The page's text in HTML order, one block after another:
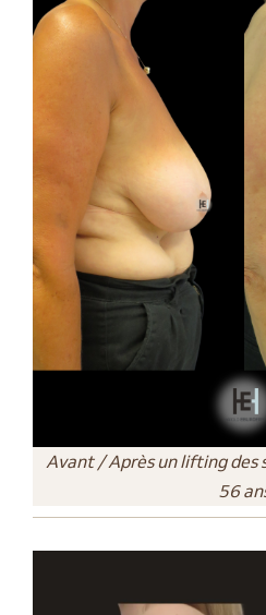
Avant / Après un lifting des
56